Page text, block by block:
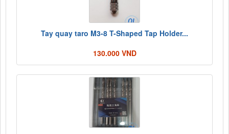
Tay quay taro M3-8 T-Shaped Tap Holder...
130.000 VND